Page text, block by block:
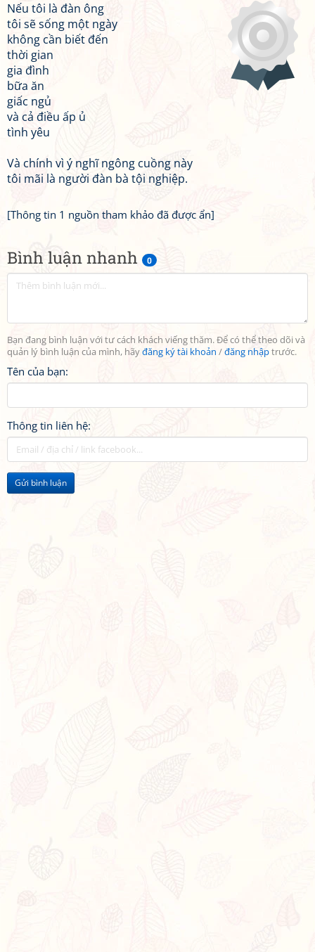
Bình luận nhanh 0
Bạn đang bình luận với tư cách khách viếng thăm. Để có thể theo dõi và
quản lý bình luận của mình, hãyđăng ký tài khoản /đăng nhậptrước.
Tên của bạn:
Thông tin liên hệ:
Gửi bình luận
Nếu tôi là đàn ông
tôi sẽ sống một ngày
không cần biết đến
thời gian
gia đình
bữa ăn
giấc ngủ
và cả điều ấp ủ
tình yêu
Và chính vì ý nghĩ ngông cuồng này
tôi mãi là người đàn bà tội nghiệp.
[Thông tin 1 nguồn tham khảo đã được ẩn]